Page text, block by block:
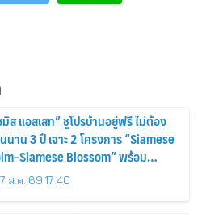
มิส แอสเสท” ชูโปรบ้านอยู่ฟรี ไม่ต้อง
นาน 3 ปี เจาะ 2 โครงการ “Siamese
Blossom” พร้อม
ลดและสิทธิพิเศษถึง 31 สิงหาคม
7 ส.ค. 69 17:40